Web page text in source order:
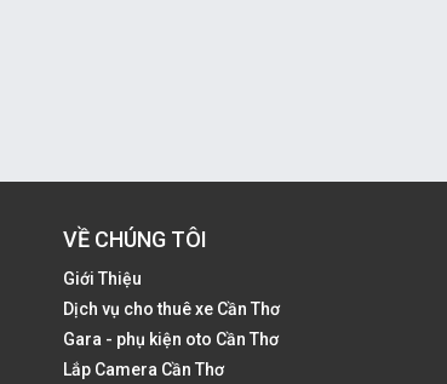
VỀ CHÚNG TÔI
Giới Thiệu
Dịch vụ cho thuê xe Cần Thơ
Gara - phụ kiện oto Cần Thơ
Lắp Camera Cần Thơ